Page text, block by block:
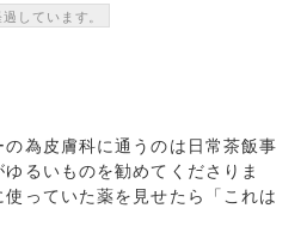
しています。
為皮膚科に通うのは日常茶飯事
るいものを勧めてくださりま
っていた薬を見せたら「これは